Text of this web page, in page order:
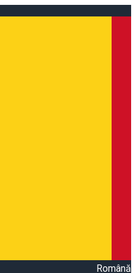
Română